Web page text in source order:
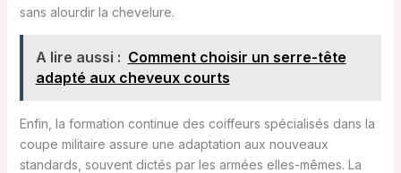
sans alourdir la chevelure.
A lire aussi : Comment choisir un serre-tête
adapté aux cheveux courts
Enfin, la formation continue des coiffeurs spécialisés dans la
coupe militaire assure une adaptation aux nouveaux
standards, souvent dictés par les armées elles-mêmes. La